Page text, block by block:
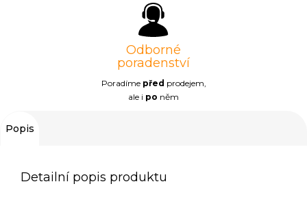
Odborné
poradenství
Poradíme před prodejem,
ale i po něm
Popis
Detailní popis produktu